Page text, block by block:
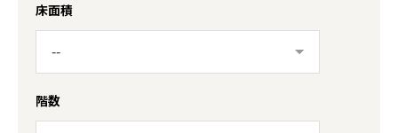
床面積
階数